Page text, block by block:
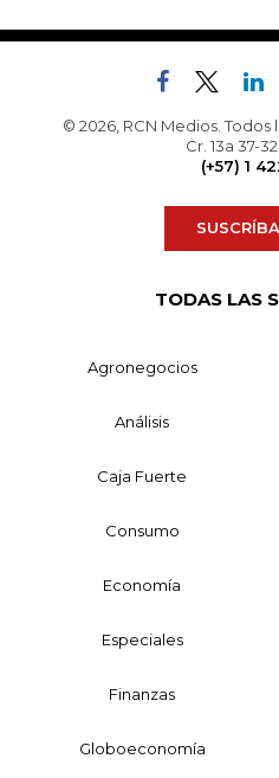
© 2026, RCN Medios.
Cr. 13a 37-
(+57) 1
TODAS LAS
Agronegocios
Análisis
Caja Fuerte
Consumo
Economía
Especiales
Finanzas
Globoeconomía